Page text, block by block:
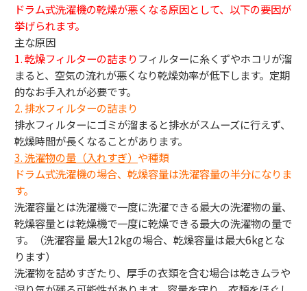
ドラム式洗濯機の乾燥が悪くなる原因として、以下の要因が
挙げられます。
主な原因
1. 乾燥フィルターの詰まりフィルターに糸くずやホコリが溜
まると、空気の流れが悪くなり乾燥効率が低下します。定期
的なお手入れが必要です。
2. 排水フィルターの詰まり
排水フィルターにゴミが溜まると排水がスムーズに行えず、
乾燥時間が長くなることがあります。
3.洗濯物の量（入れすぎ） や種類
ドラム式洗濯機の場合、乾燥容量は洗濯容量の半分になりま
す。
洗濯容量とは洗濯機で一度に洗濯できる最大の洗濯物の量、
乾燥容量とは乾燥機で一度に乾燥できる最大の洗濯物の量で
す。（洗濯容量 最大12kgの場合、乾燥容量は最大6kgとな
ります）
洗濯物を詰めすぎたり、厚手の衣類を含む場合は乾きムラや